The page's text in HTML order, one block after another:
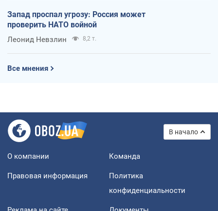
Запад проспал угрозу: Россия может
проверить НАТО войной
Леонид Невзлин 8,2 т.
Все мнения
В начало
О компании Команда
Правовая информация
Политика
конфиденциальности